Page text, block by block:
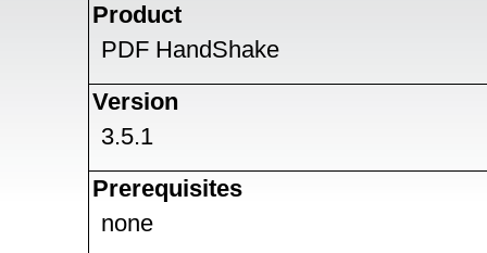
Product
PDF HandShake
Version
3.5.1
Prerequisites
none